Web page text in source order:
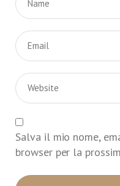
Salva il mio nome,
browser per la